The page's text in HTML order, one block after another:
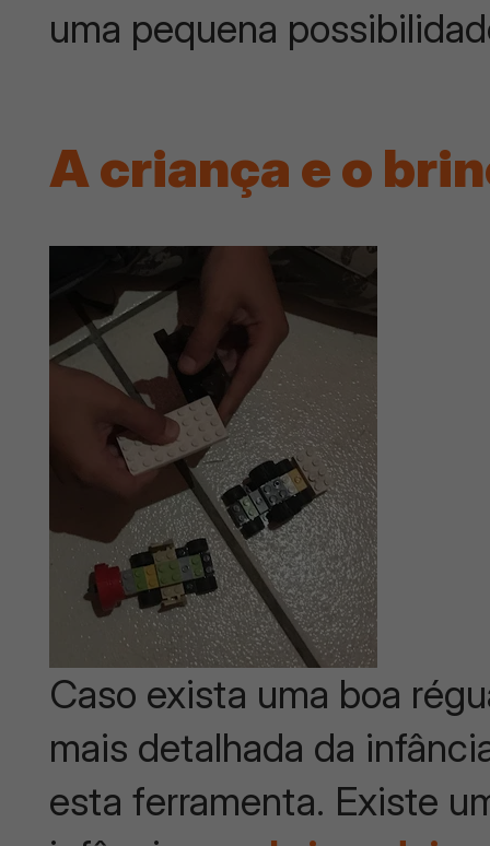
uma pequena
A criança e o
Caso exista uma boa
mais detalhada da
esta ferramenta. Existe